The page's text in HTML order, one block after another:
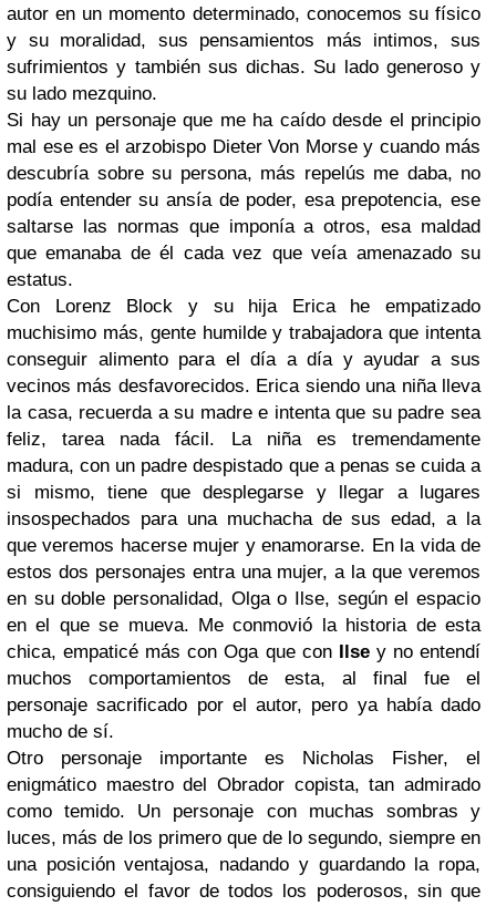
autor en un momento determinado, conocemos su físico
y su moralidad, sus pensamientos más intimos, sus
sufrimientos y también sus dichas. Su lado generoso y
su lado mezquino.
Si hay un personaje que me ha caído desde el principio
mal ese es el arzobispo Dieter Von Morse y cuando más
descubría sobre su persona, más repelús me daba, no
podía entender su ansía de poder, esa prepotencia, ese
saltarse las normas que imponía a otros, esa maldad
que emanaba de él cada vez que veía amenazado su
estatus.
Con Lorenz Block y su hija Erica he empatizado
muchisimo más, gente humilde y trabajadora que intenta
conseguir alimento para el día a día y ayudar a sus
vecinos más desfavorecidos. Erica siendo una niña lleva
la casa, recuerda a su madre e intenta que su padre sea
feliz, tarea nada fácil. La niña es tremendamente
madura, con un padre despistado que a penas se cuida a
si mismo, tiene que desplegarse y llegar a lugares
insospechados para una muchacha de sus edad, a la
que veremos hacerse mujer y enamorarse. En la vida de
estos dos personajes entra una mujer, a la que veremos
en su doble personalidad, Olga o Ilse, según el espacio
en el que se mueva. Me conmovió la historia de esta
chica, empaticé más con Oga que con Ilsey no entendí
muchos comportamientos de esta, al final fue el
personaje sacrificado por el autor, pero ya había dado
mucho de sí.
Otro personaje importante es Nicholas Fisher, el
enigmático maestro del Obrador copista, tan admirado
como temido. Un personaje con muchas sombras y
luces, más de los primero que de lo segundo, siempre en
una posición ventajosa, nadando y guardando la ropa,
consiguiendo el favor de todos los poderosos, sin que